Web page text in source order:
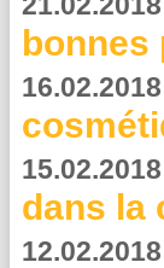
bonnes
16.02.2018
15.02.2018
dans la
12.02.2018